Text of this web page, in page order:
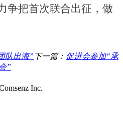
争把首次联合出征，做
队出海” 下一篇： 促进会参加“承
”
Inc.